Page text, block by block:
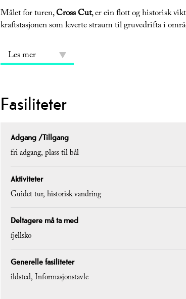
Målet for turen,Cross Cut, er ein flott og historisk
kraftstasjonen som leverte straum til gruvedrifta i
Les mer
Fasiliteter
Adgang /Tillgang
fri adgang plass til bål
Aktiviteter
Guidet tur historisk vandring
Deltagere må ta med
fjellsko
Generelle fasiliteter
ildsted Informasjonstavle